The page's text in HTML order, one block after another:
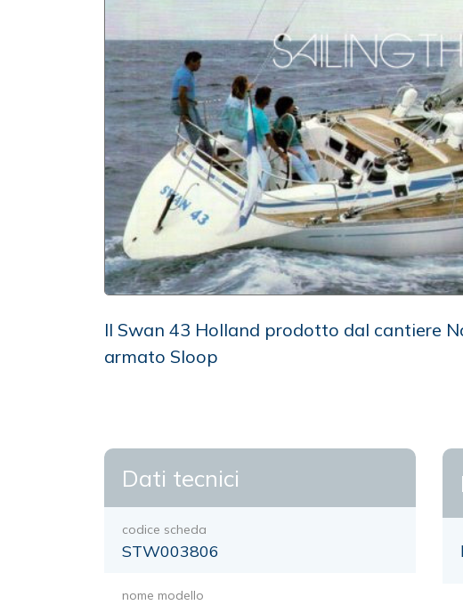
Il Swan 43 Holland prodotto dal cantiere
armato Sloop
Dati tecnici
codice scheda
STW003806
nome modello